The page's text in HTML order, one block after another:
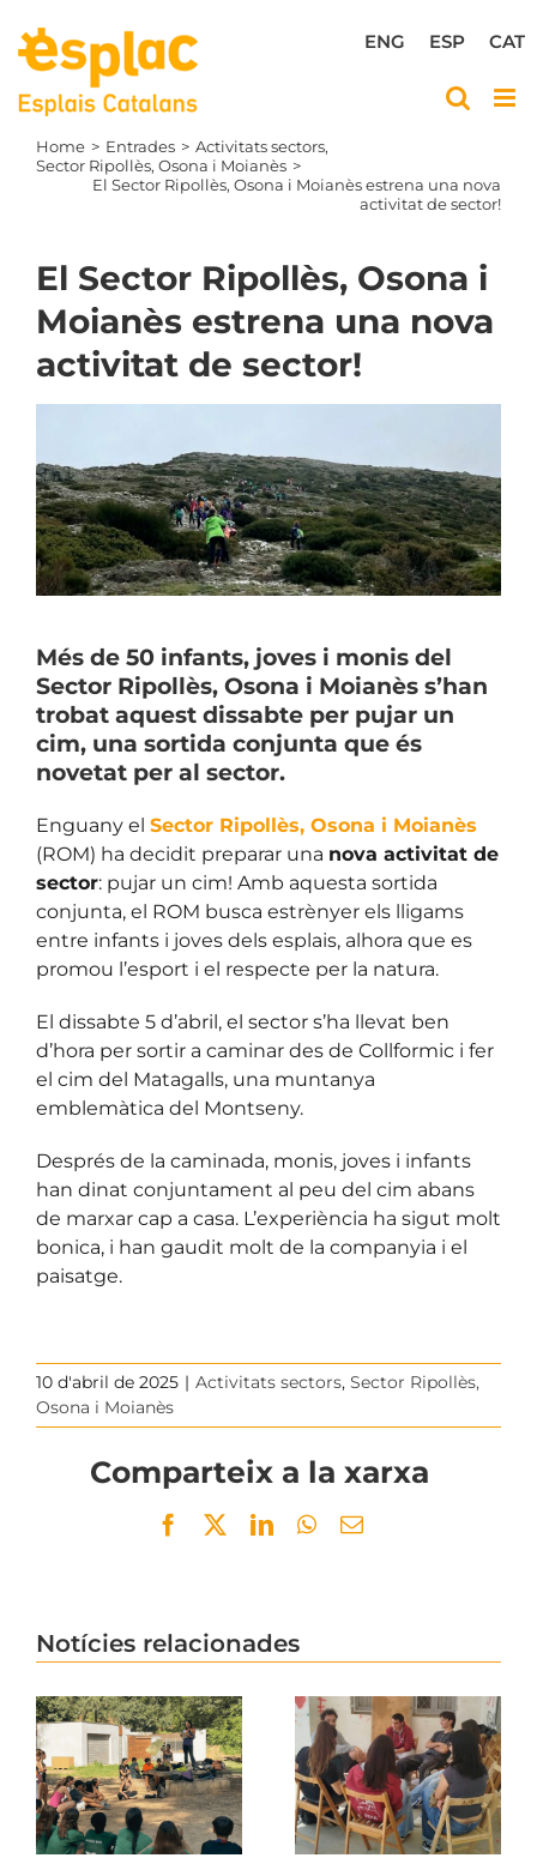
content
CAT
ESP
ENG
Home Entrades
Activitats sectors
Sector Ripollès, Osona i Moianès
El Sector Ripollès, Osona i Moianès estrena una nova
activitat de sector!
El Sector Ripollès, Osona i
Moianès estrena una nova
activitat de sector!
Image
Més de 50 infants, joves i monis del
Sector Ripollès, Osona i Moianès s’han
trobat aquest dissabte per pujar un
cim, una sortida conjunta que és
novetat per al sector.
Enguany el Sector Ripollès, Osona i Moianès
(ROM) ha decidit preparar una nova activitat de
sector: pujar un cim! Amb aquesta sortida
conjunta, el ROM busca estrènyer els lligams
entre infants i joves dels esplais, alhora que es
promou l’esport i el respecte per la natura.
El dissabte 5 d’abril, el sector s’ha llevat ben
d’hora per sortir a caminar des de Collformic i fer
el cim del Matagalls, una muntanya
emblemàtica del Montseny.
Després de la caminada, monis, joves i infants
han dinat conjuntament al peu del cim abans
de marxar cap a casa. L’experiència ha sigut molt
bonica, i han gaudit molt de la companyia i el
paisatge.
10 d'abril de 2025 | Activitats sectors, Sector Ripollès,
Osona i Moianès
Comparteix a la xarxa
Facebook
TwitterLinkedInWhatsApp
Email
Notícies relacionades